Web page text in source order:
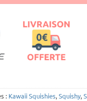
: Kawaii Squishies,Squishy,